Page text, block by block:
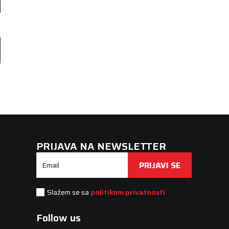
PRIJAVA NA NEWSLETTER
Email PRIJAVI SE
Slažem se sa politikom privatnosti
Follow us